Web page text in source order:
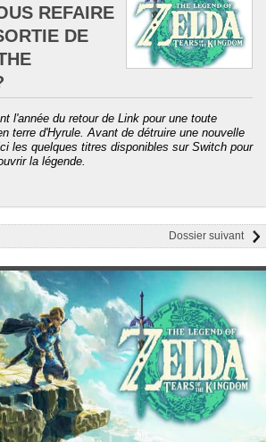
REFAIRE
DE
l'année du retour de Link pour une toute
terre d'Hyrule. Avant de détruire une nouvelle
les quelques titres disponibles sur Switch pour
la légende.
Dossier suivant